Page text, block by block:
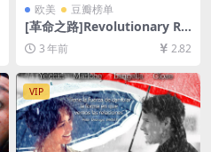
欧美 豆瓣榜单
[革命之路]Revolutionary Ro
ad (2008)[百度网盘+夸克网盘
1080P超清未删减资源][网盘
在线播放/下载][MP4/7.6GB]
[中英字幕]
3 年前 2.82
VIP